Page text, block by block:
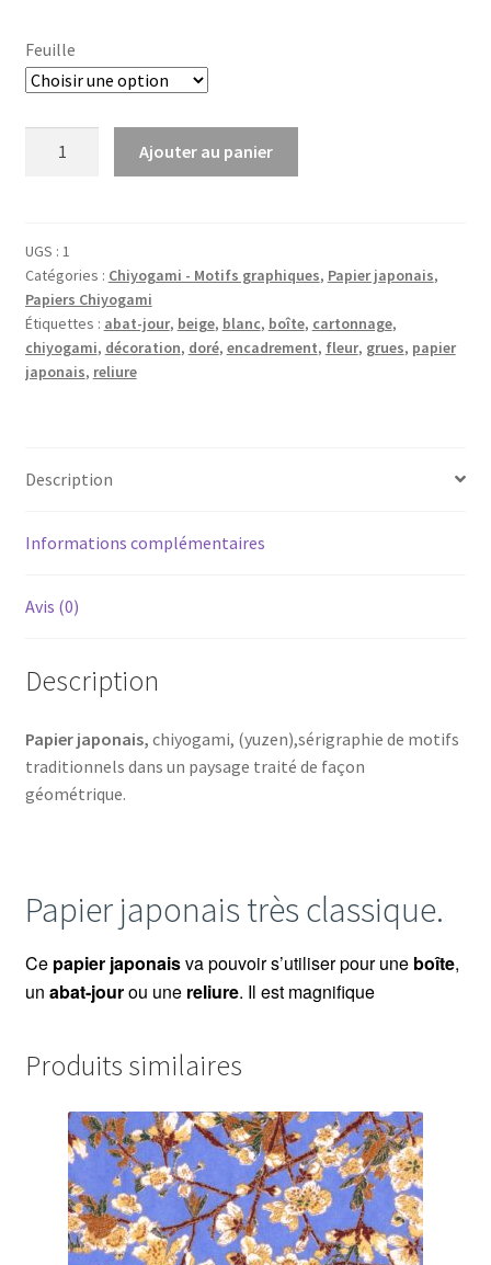
Feuille
chiyogami,
(yuzen),
paysage
traité
de
façon
Ajouter au panier
UGS : 1
Catégories : Chiyogami - Motifs graphiques, Papier japonais,
Papiers Chiyogami
Étiquettes : abat-jour, beige, blanc, boîte, cartonnage,
chiyogami, décoration, doré, encadrement, fleur, grues, papier
japonais, reliure
Description
Informations complémentaires
Avis (0)
Description
Papier japonais, chiyogami, (yuzen),sérigraphie de motifs
traditionnels dans un paysage traité de façon
géométrique.
Papier japonais très classique.
Ce papier japonaisva pouvoir s’utiliser pour une boîte,
un abat-jourou une reliure. Il est magnifique
Produits similaires